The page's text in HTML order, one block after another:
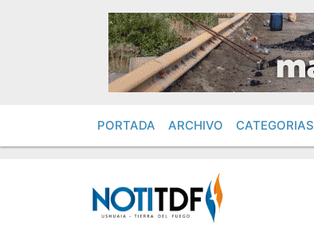
PORTADA ARCHIVO CATEGORIAS